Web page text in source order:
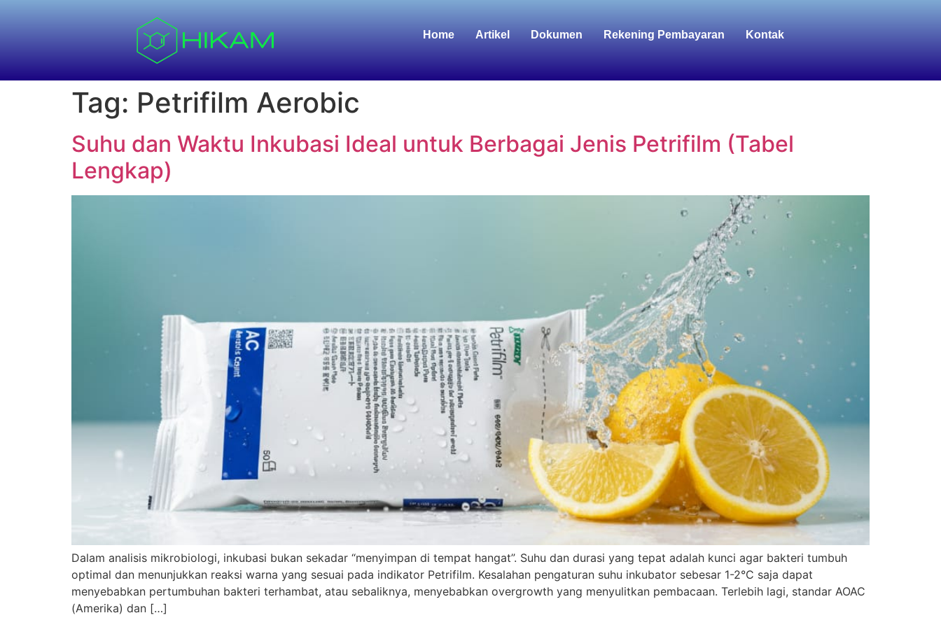
Home Artikel Dokumen Rekening Pembayaran Kontak
Tag: Petrifilm Aerobic
Suhu dan Waktu Inkubasi Ideal untuk Berbagai Jenis Petrifilm (Tabel
Lengkap)
Dalam analisis mikrobiologi, inkubasi bukan sekadar “menyimpan di tempat hangat”. Suhu dan durasi yang tepat adalah kunci agar bakteri tumbuh
optimal dan menunjukkan reaksi warna yang sesuai pada indikator Petrifilm. Kesalahan pengaturan suhu inkubator sebesar 1-2°C saja dapat
menyebabkan pertumbuhan bakteri terhambat, atau sebaliknya, menyebabkan overgrowth yang menyulitkan pembacaan. Terlebih lagi, standar AOAC
(Amerika) dan […]